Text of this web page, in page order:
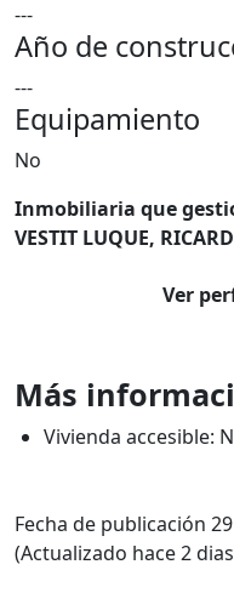
---
Año de
---
Equipamiento
No
Inmobiliaria que
VESTIT LUQUE, RICARD
Ver
Más
Vivienda accesible:
Fecha de publicación
(Actualizado hace 2